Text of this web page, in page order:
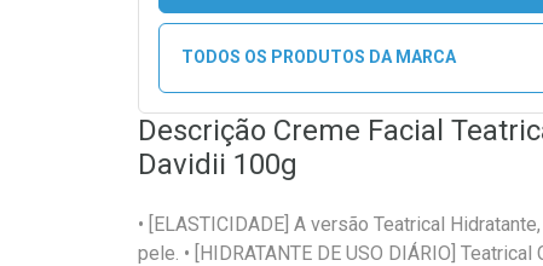
TODOS OS PRODUTOS DA MARCA
Descrição Creme Facial
Davidii 100g
• [ELASTICIDADE] A versão Teatrical
pele. • [HIDRATANTE DE USO DIÁRIO]